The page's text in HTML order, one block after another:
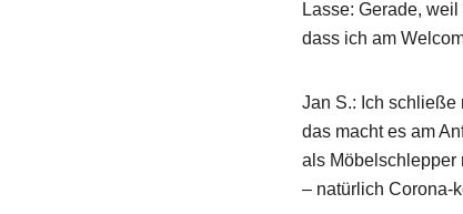
Mehr erfahren
Blog
Erfahre mehr
Lasse: Gerade,
dass ich am
Jan S.: Ich schließe
das macht es am
als Möbelschlepper
– natürlich Corona-